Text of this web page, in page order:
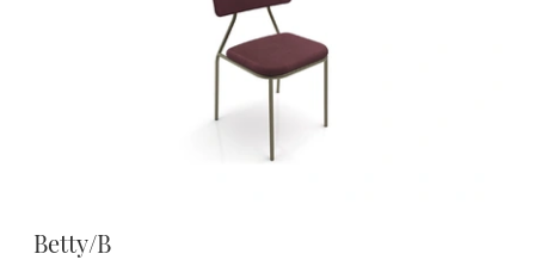
Betty/B